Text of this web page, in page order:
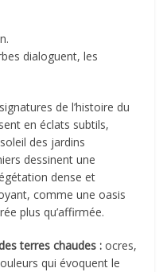
dialoguent, les
de l’histoire du
en éclats subtils,
des jardins
dessinent une
dense et
comme une oasis
plus qu’affirmée.
terres chaudes : ocres,
qui évoquent le